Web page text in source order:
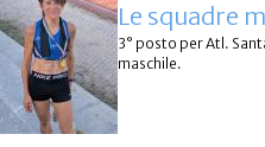
Le squadre
3° posto per Atl.
maschile.